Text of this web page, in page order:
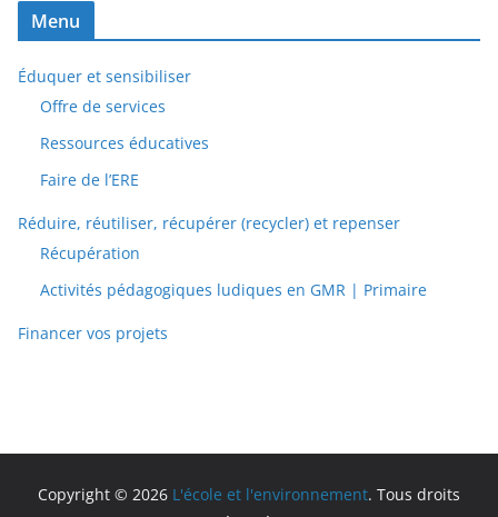
Menu
Éduquer et sensibiliser
Offre de services
Ressources éducatives
Faire de l’ERE
Réduire, réutiliser, récupérer (recycler) et repenser
Récupération
Activités pédagogiques ludiques en GMR | Primaire
Financer vos projets
Copyright © 2026 L'école et l'environnement. Tous droits